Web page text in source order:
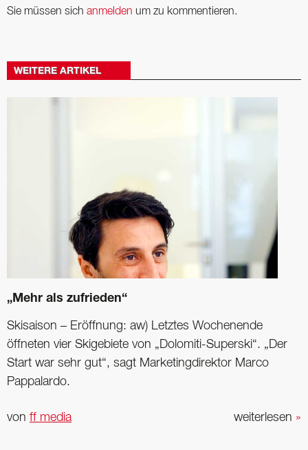
Sie müssen sich anmelden um zu kommentieren.
WEITERE ARTIKEL
„Mehr als zufrieden“
Skisaison – Eröffnung: aw) Letztes Wochenende
öffneten vier Skigebiete von „Dolomiti-Superski“. „Der
Start war sehr gut“, sagt Marketingdirektor Marco
Pappalardo.
weiterlesen »
von ff media